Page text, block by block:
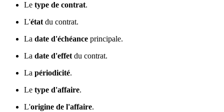
Le type de contrat.
L'étatdu contrat.
La date d'échéance principale.
La date d'effetdu contrat.
La périodicité.
Le type d'affaire.
L'origine de l'affaire.